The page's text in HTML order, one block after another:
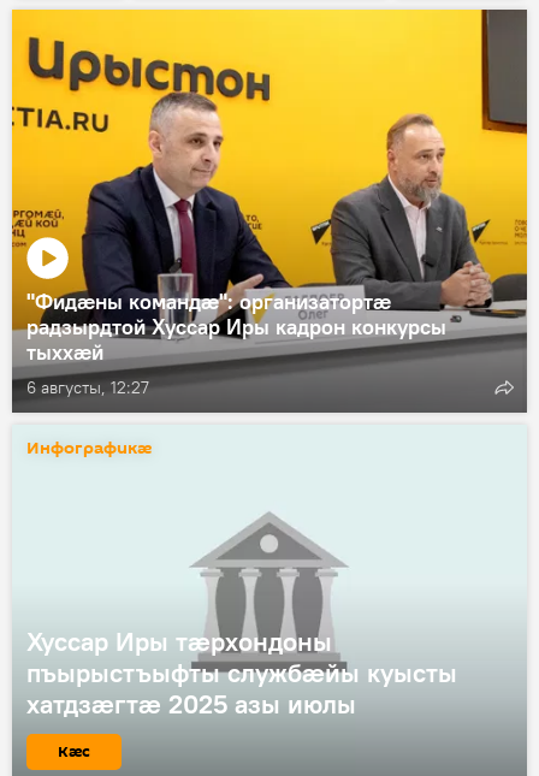
6 августы, 12:27
"Фидæны командæ": организатортæ
радзырдтой Хуссар Иры кадрон конкурсы
тыххæй
Хуссар Иры тæрхондоны
пъырыстъыфты службæйы куысты
хатдзæгтæ 2025 азы июлы
Инфографикӕ
Кӕс